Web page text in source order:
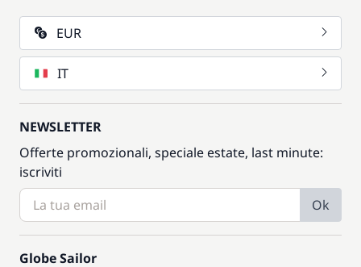
EUR
IT
NEWSLETTER
Offerte promozionali, speciale estate, last minute:
iscriviti
Ok
Globe Sailor